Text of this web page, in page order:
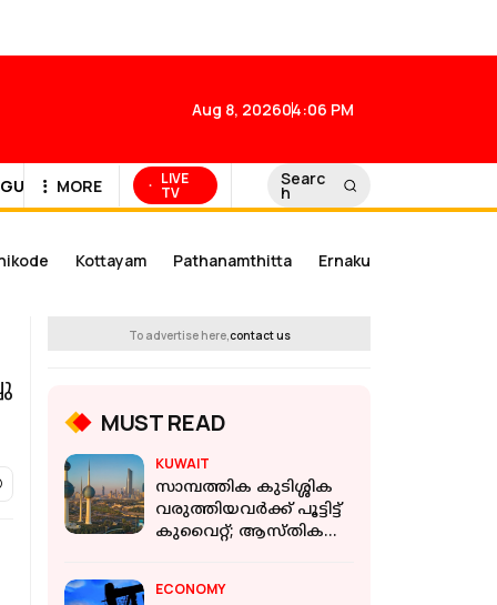
Aug 8, 202604:06 PM
GULF NEWS
MORE LIVE
TV
Searc
h
Kottayam Pathanamthitta Ernakulam
To advertise here,contact us
MUST READ
KUWAIT
സാമ്പത്തിക കുടിശ്ശിക
വരുത്തിയവർക്ക് പൂട്ടിട്ട്
കുവൈറ്റ്; ആസ്തികൾ
ECONOMY